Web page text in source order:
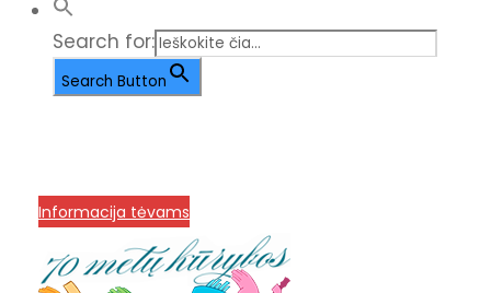
Search for:
Search Button
Informacija tėvams